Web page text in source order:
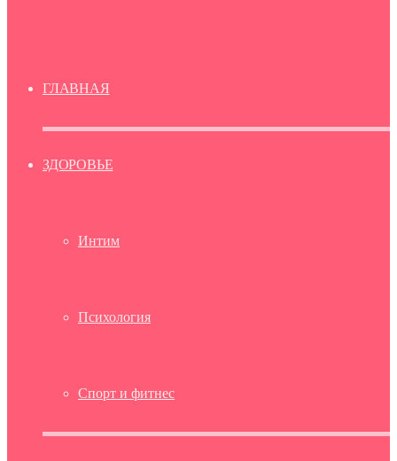
ГЛАВНАЯ
ЗДОРОВЬЕ
Интим
Психология
Спорт и фитнес